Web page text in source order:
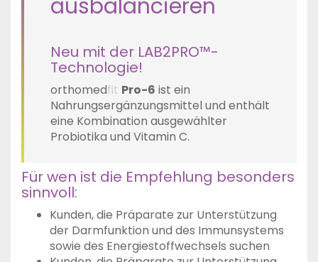
ausbalancieren
Neu mit der LAB2PRO™-
Technologie!
orthomedfit Pro-6 ist ein
Nahrungsergänzungsmittel und enthält
eine Kombination ausgewählter
Probiotika und Vitamin C.
Für wen ist die Empfehlung besonders
sinnvoll:
Kunden, die Präparate zur Unterstützung
der Darmfunktion und des Immunsystems
sowie des Energiestoffwechsels suchen